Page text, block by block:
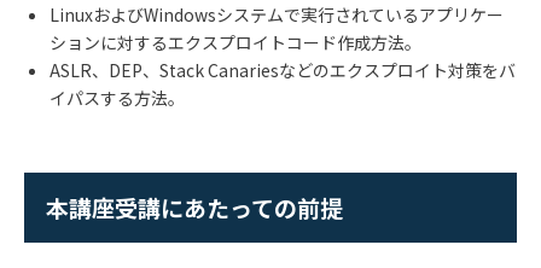
LinuxおよびWindowsシステムで実行されているアプリケー
ションに対するエクスプロイトコード作成方法。
ASLR、DEP、Stack Canariesなどのエクスプロイト対策をバ
イパスする方法。
本講座受講にあたっての前提